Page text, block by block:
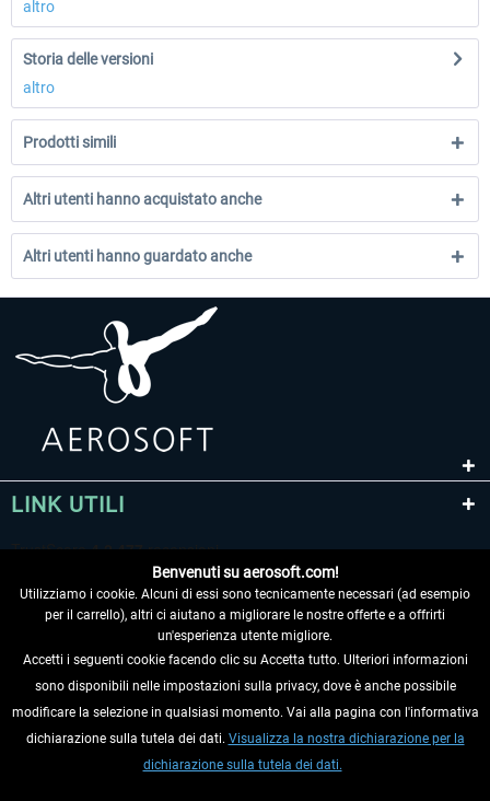
altro
Storia delle versioni
altro
Prodotti simili
Altri utenti hanno acquistato anche
Altri utenti hanno guardato anche
LINK UTILI
RECEDERE DAL CONTRATTO
INFORMAZIONI
Benvenuti su aerosoft.com!
Utilizziamo i cookie. Alcuni di essi sono tecnicamente necessari (ad esempio
per il carrello), altri ci aiutano a migliorare le nostre offerte e a offrirti
un'esperienza utente migliore.
Accetti i seguenti cookie facendo clic su Accetta tutto. Ulteriori informazioni
sono disponibili nelle impostazioni sulla privacy, dove è anche possibile
modificare la selezione in qualsiasi momento. Vai alla pagina con l'informativa
dichiarazione sulla tutela dei dati. Visualizza la nostra dichiarazione per la
dichiarazione sulla tutela dei dati.